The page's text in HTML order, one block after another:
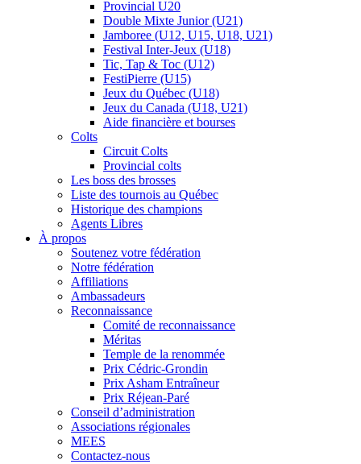
Provincial U20
Double Mixte Junior (U21)
Jamboree (U12, U15, U18, U21)
Festival Inter-Jeux (U18)
Tic, Tap & Toc (U12)
FestiPierre (U15)
Jeux du Québec (U18)
Jeux du Canada (U18, U21)
Aide financière et bourses
Colts
Circuit Colts
Provincial colts
Les boss des brosses
Liste des tournois au Québec
Historique des champions
Agents Libres
À propos
Soutenez votre fédération
Notre fédération
Affiliations
Ambassadeurs
Reconnaissance
Comité de reconnaissance
Méritas
Temple de la renommée
Prix Cédric-Grondin
Prix Asham Entraîneur
Prix Réjean-Paré
Conseil d’administration
Associations régionales
MEES
Contactez-nous